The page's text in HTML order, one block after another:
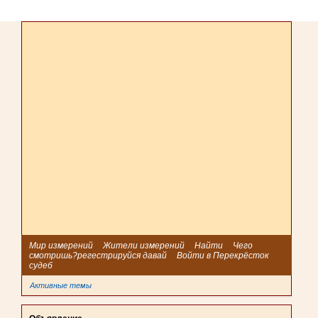
Мир измерений Жители измерений Найти
Чего
смотришь?регестрируйся давай
Войти в Перекрёсток
судеб
Активные темы